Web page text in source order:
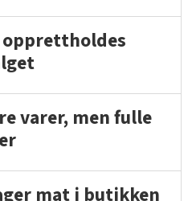
varer, men fulle
mat i butikken